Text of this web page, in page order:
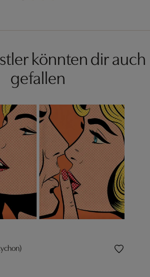
könnten dir auch
gefallen